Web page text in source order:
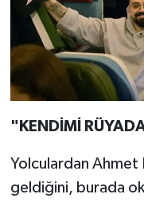
"KENDİMİ
Yolculardan
geldiğini, burada